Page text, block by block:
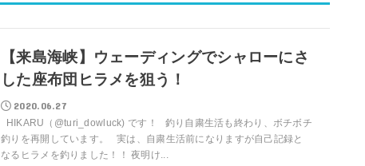
【来島海峡】ウェーディングでシャローにさ
した座布団ヒラメを狙う！
2020.06.27
HIKARU（@turi_dowluck) です！ 釣り自粛生活も終わり、ボチボチ
釣りを再開しています。 実は、自粛生活前になりますが自己記録と
なるヒラメを釣りました！！ 夜明け...